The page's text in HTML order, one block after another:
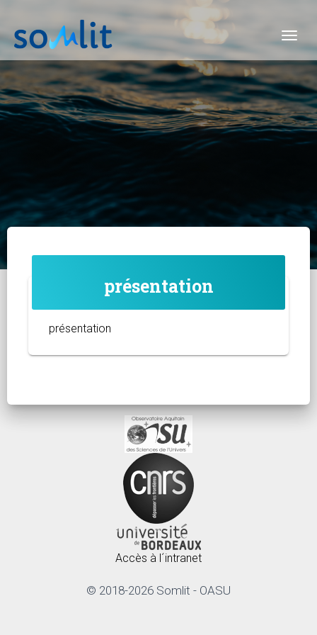
présentation
présentation
Accès à l´intranet
© 2018-2026 Somlit - OASU